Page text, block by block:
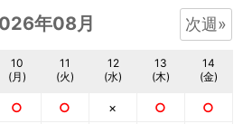
年08月 次週»
10
(月)
○
11
(火)
○
12
(水)
×
13
(木)
○
14
(金)
○